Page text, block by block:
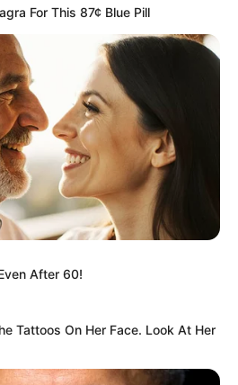
For This 87¢ Blue Pill
After 60!
Tattoos On Her Face. Look At Her